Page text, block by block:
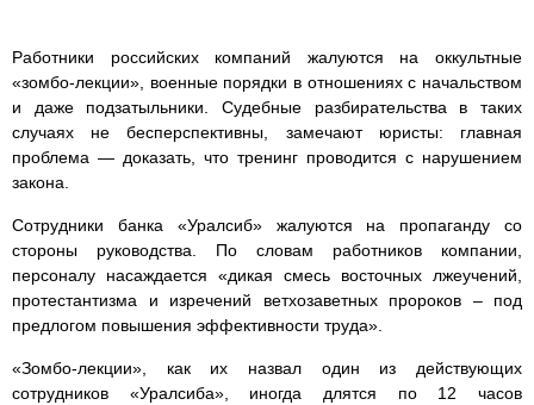
Работники российских компаний жалуются на оккультные
«зомбо-лекции», военные порядки в отношениях с начальством
и даже подзатыльники. Судебные разбирательства в таких
случаях не бесперспективны, замечают юристы: главная
проблема — доказать, что тренинг проводится с нарушением
закона.
Сотрудники банка «Уралсиб» жалуются на пропаганду со
стороны руководства. По словам работников компании,
персоналу насаждается «дикая смесь восточных лжеучений,
протестантизма и изречений ветхозаветных пророков – под
предлогом повышения эффективности труда».
«Зомбо-лекции», как их назвал один из действующих
сотрудников «Уралсиба», иногда длятся по 12 часов